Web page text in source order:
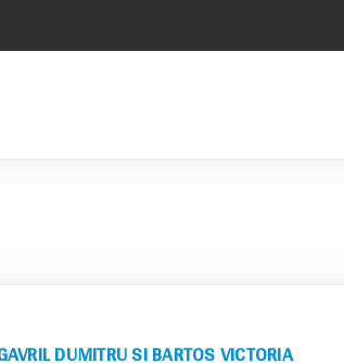
DUMITRU SI BARTOS VICTORIA